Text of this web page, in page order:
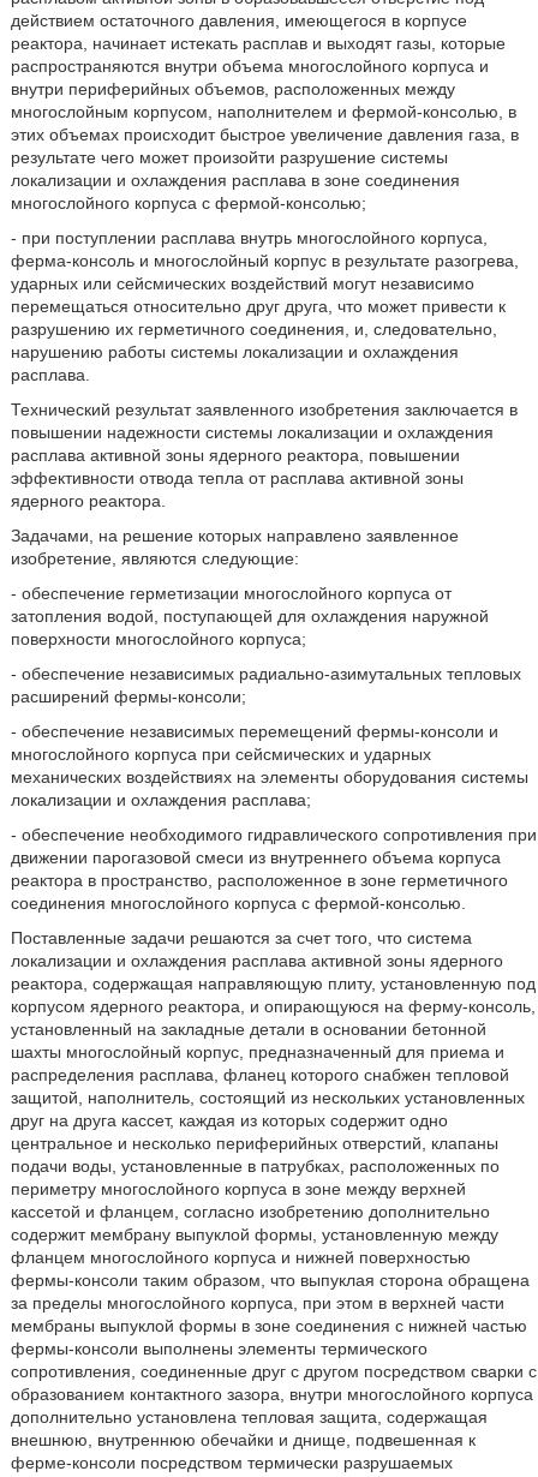
действием остаточного давления, имеющегося в корпусе
реактора, начинает истекать расплав и выходят газы, которые
распространяются внутри объема многослойного корпуса и
внутри периферийных объемов, расположенных между
многослойным корпусом, наполнителем и фермой-консолью, в
этих объемах происходит быстрое увеличение давления газа, в
результате чего может произойти разрушение системы
локализации и охлаждения расплава в зоне соединения
многослойного корпуса с фермой-консолью;
- при поступлении расплава внутрь многослойного корпуса,
ферма-консоль и многослойный корпус в результате разогрева,
ударных или сейсмических воздействий могут независимо
перемещаться относительно друг друга, что может привести к
разрушению их герметичного соединения, и, следовательно,
нарушению работы системы локализации и охлаждения
расплава.
Технический результат заявленного изобретения заключается в
повышении надежности системы локализации и охлаждения
расплава активной зоны ядерного реактора, повышении
эффективности отвода тепла от расплава активной зоны
ядерного реактора.
Задачами, на решение которых направлено заявленное
изобретение, являются следующие:
- обеспечение герметизации многослойного корпуса от
затопления водой, поступающей для охлаждения наружной
поверхности многослойного корпуса;
- обеспечение независимых радиально-азимутальных тепловых
расширений фермы-консоли;
- обеспечение независимых перемещений фермы-консоли и
многослойного корпуса при сейсмических и ударных
механических воздействиях на элементы оборудования системы
локализации и охлаждения расплава;
- обеспечение необходимого гидравлического сопротивления при
движении парогазовой смеси из внутреннего объема корпуса
реактора в пространство, расположенное в зоне герметичного
соединения многослойного корпуса с фермой-консолью.
Поставленные задачи решаются за счет того, что система
локализации и охлаждения расплава активной зоны ядерного
реактора, содержащая направляющую плиту, установленную под
корпусом ядерного реактора, и опирающуюся на ферму-консоль,
установленный на закладные детали в основании бетонной
шахты многослойный корпус, предназначенный для приема и
распределения расплава, фланец которого снабжен тепловой
защитой, наполнитель, состоящий из нескольких установленных
друг на друга кассет, каждая из которых содержит одно
центральное и несколько периферийных отверстий, клапаны
подачи воды, установленные в патрубках, расположенных по
периметру многослойного корпуса в зоне между верхней
кассетой и фланцем, согласно изобретению дополнительно
содержит мембрану выпуклой формы, установленную между
фланцем многослойного корпуса и нижней поверхностью
фермы-консоли таким образом, что выпуклая сторона обращена
за пределы многослойного корпуса, при этом в верхней части
мембраны выпуклой формы в зоне соединения с нижней частью
фермы-консоли выполнены элементы термического
сопротивления, соединенные друг с другом посредством сварки с
образованием контактного зазора, внутри многослойного корпуса
дополнительно установлена тепловая защита, содержащая
внешнюю, внутреннюю обечайки и днище, подвешенная к
ферме-консоли посредством термически разрушаемых